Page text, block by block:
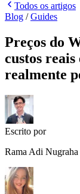
Todos os artigos
Blog /Guides
Preços do
custos
realmente
Escrito por
Rama Adi Nugraha